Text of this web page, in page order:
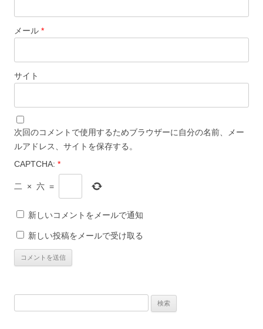
メール *
サイト
次回のコメントで使用するためブラウザーに自分の名前、メー
ルアドレス、サイトを保存する。
CAPTCHA: *
二 × 六 =
新しいコメントをメールで通知
新しい投稿をメールで受け取る